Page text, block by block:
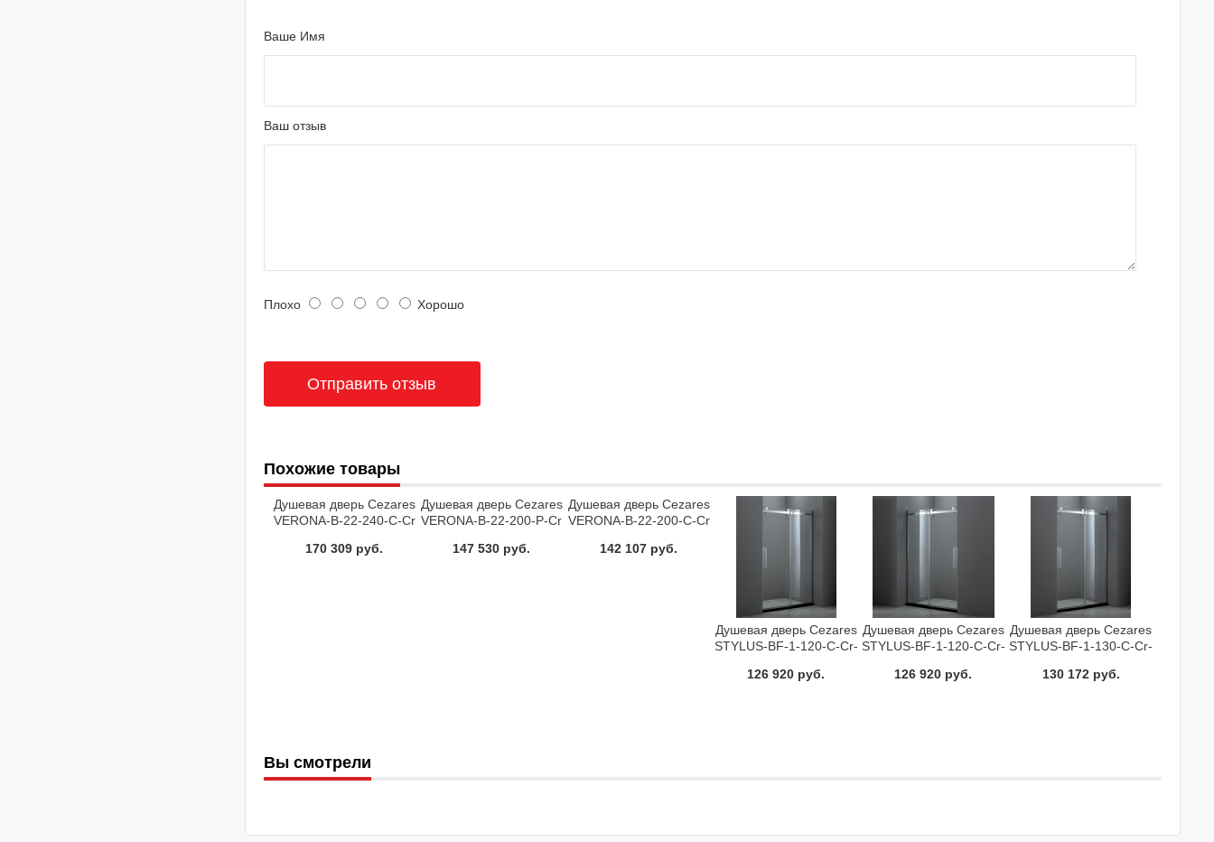
Ваше Имя
Ваш отзыв
Плохо Хорошо
Похожие товары
Душевая дверь Cezares
VERONA-B-22-240-C-Cr
170 309 руб.
Душевая дверь Cezares
VERONA-B-22-200-P-Cr
147 530 руб.
Душевая дверь Cezares
VERONA-B-22-200-C-Cr
142 107 руб.
Душевая дверь Cezares
STYLUS-BF-1-120-C-Cr-
126 920 руб.
Душевая дверь Cezares
STYLUS-BF-1-120-C-Cr-
126 920 руб.
Душевая дверь Cezares
STYLUS-BF-1-130-C-Cr-
130 172 руб.
Вы смотрели